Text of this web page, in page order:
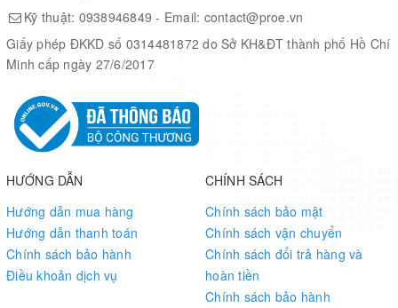
96-bit
Storage 64GB eMMC, M.2 Key M (PCIe 3.0 x1) × 1
Display
Interface
HDMI 1.4, up to 2K@60FPS
Network
Gigabit Ethernet (RJ45 connector) × 2
M.2 Key E (PCIe 3.0 x1, UART) slot for Wi-
Fi & Bluetooth module
USB 2.0 (Type-C) × 1 (for flashing &
Kỹ thuật: 0938946849 - Email: contact@proe.vn
Giấy phép ĐKKD số 0314481872 do Sở KH&ĐT thành phố Hồ Chí
Minh cấp ngày 27/6/2017
HƯỚNG DẪN
Hướng dẫn mua hàng
Hướng dẫn thanh toán
Chính sách bảo hành
Điều khoản dịch vụ
CHÍNH SÁCH
Chính sách bảo mật
Chính sách vận chuyển
Chính sách đổi trả hàng và
hoàn tiền
Chính sách bảo hành